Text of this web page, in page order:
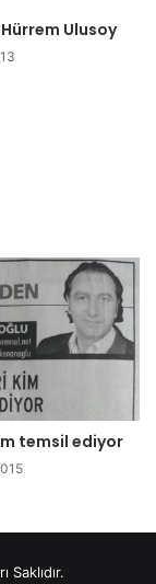
Ulusoy
temsil ediyor